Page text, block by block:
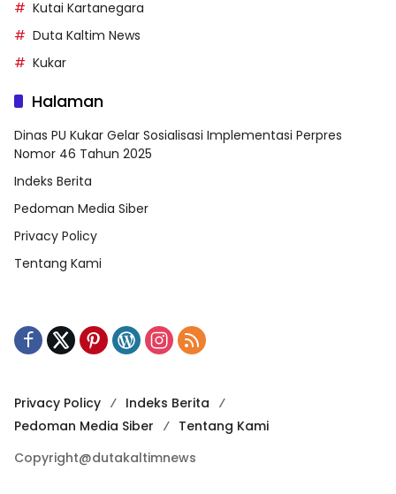
Kutai Kartanegara
Duta Kaltim News
Kukar
Halaman
Dinas PU Kukar Gelar Sosialisasi Implementasi Perpres
Nomor 46 Tahun 2025
Indeks Berita
Pedoman Media Siber
Privacy Policy
Tentang Kami
Privacy Policy
Indeks Berita
Pedoman Media Siber
Tentang Kami
Copyright@dutakaltimnews